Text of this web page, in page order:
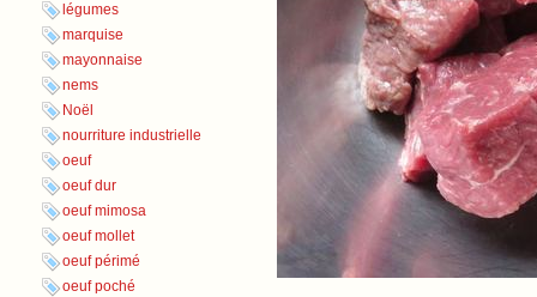
légumes
marquise
mayonnaise
nems
Noël
nourriture industrielle
oeuf
oeuf dur
oeuf mimosa
oeuf mollet
oeuf périmé
oeuf poché